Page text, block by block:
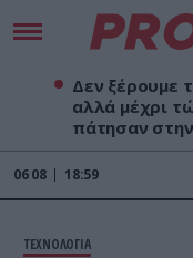
Δεν ξέρουμε
αλλά μέχρι
πάτησαν
06 08 18:59
ΤΕΧΝΟΛΟΓΙΑ